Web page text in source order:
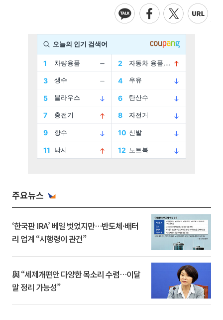
주요뉴스
‘한국판 IRA’ 베일 벗었지만…반도체·배터
리 업계 “시행령이 관건”
與 “세제개편안 다양한 목소리 수렴…이달
말 정리 가능성”